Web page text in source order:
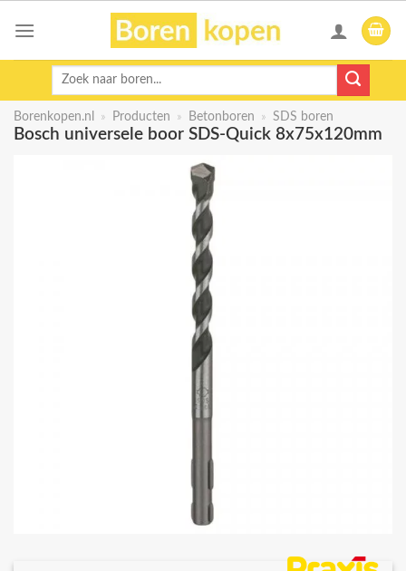
Zoeken
Borenkopen.nl » Producten » Betonboren » SDS boren
Bosch universele boor SDS-Quick 8x75x120mm